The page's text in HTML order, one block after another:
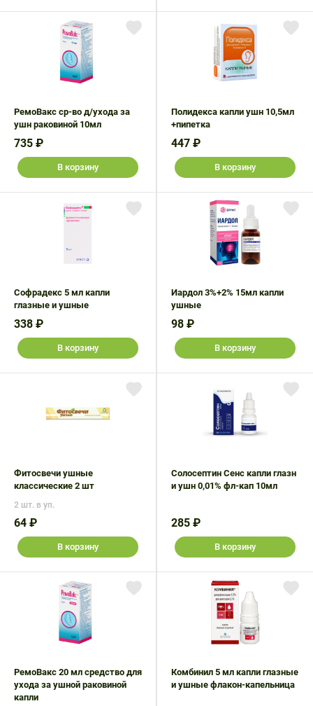
РемоВакс ср-во д/ухода за
ушн раковиной 10мл
735 ₽
В корзину
Полидекса капли ушн 10,5мл
+пипетка
447 ₽
В корзину
Софрадекс 5 мл капли
глазные и ушные
338 ₽
В корзину
Иардол 3%+2% 15мл капли
ушные
98 ₽
В корзину
Фитосвечи ушные
классические 2 шт
2 шт. в уп.
64 ₽
В корзину
Солосептин Сенс капли глазн
и ушн 0,01% фл-кап 10мл
285 ₽
В корзину
РемоВакс 20 мл средство для
ухода за ушной раковиной
капли
Комбинил 5 мл капли глазные
и ушные флакон-капельница